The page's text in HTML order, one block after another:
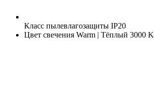
Класс пылевлагозащиты IP20
Цвет свечения Warm | Тёплый 3000 K